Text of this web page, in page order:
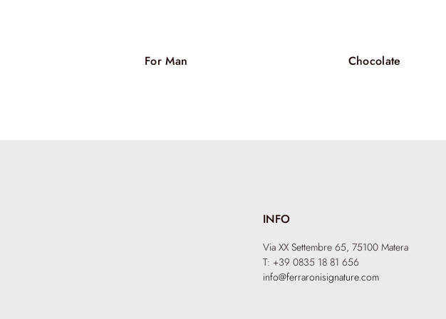
For Man Chocolate
INFO
Via XX Settembre 65, 75100 Matera
T: +39 0835 18 81 656
info@ferraronisignature.com